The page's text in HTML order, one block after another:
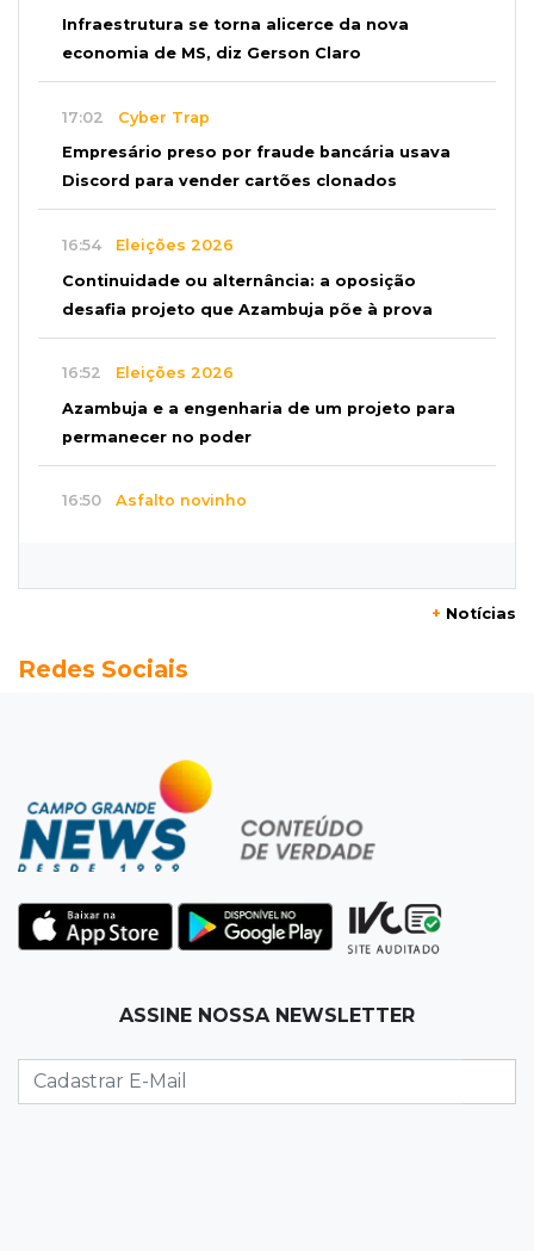
Infraestrutura se torna alicerce da nova
economia de MS, diz Gerson Claro
17:02 Cyber Trap
Empresário preso por fraude bancária usava
Discord para vender cartões clonados
16:54 Eleições 2026
Continuidade ou alternância: a oposição
desafia projeto que Azambuja põe à prova
16:52 Eleições 2026
Azambuja e a engenharia de um projeto para
permanecer no poder
16:50 Asfalto novinho
Após morte em MS, AGU vai à Justiça para a
Feminicida
Polícia Civil pede ajuda para encontrar homem
que matou companheira em Rio Verde
Justiça condena empresário por construção
de usina hidrelétrica ilegal em APP
Sem oxigênio
d'água em obra do Belas Artes
+ Notícias
Redes Sociais
ASSINE NOSSA NEWSLETTER